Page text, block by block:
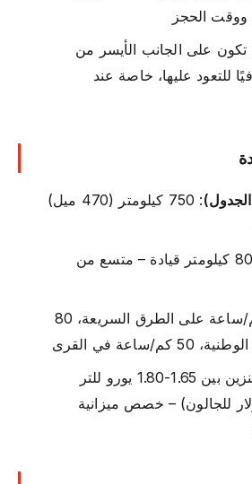
الحجز
تكون على الجانب الأيسر من
للتعود عليها، خاصة عند
: 750 كيلومتر (470 ميل)
: 60-80 كيلومتر قيادة – متسع من
: 100 كم/ساعة على الطرق السريعة، 80
في القرى
: يتراوح سعر البنزين بين 1.65-1.80 يورو للتر
6.25-6.80 دولار للجالون) – خصص ميزانية